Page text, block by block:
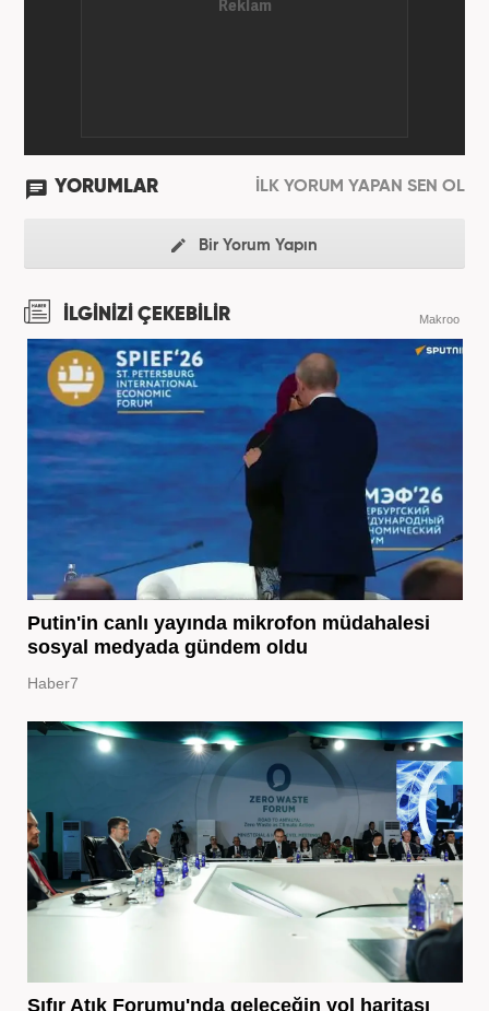
YORUMLAR İLK YORUM YAPAN SEN OL
Bir Yorum Yapın
İLGİNİZİ ÇEKEBİLİR Makroo
Putin'in canlı yayında mikrofon müdahalesi
sosyal medyada gündem oldu
Haber7
Sıfır Atık Forumu'nda geleceğin yol haritası